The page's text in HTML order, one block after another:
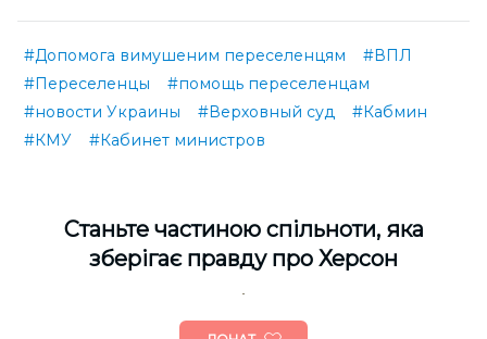
#Допомога вимушеним переселенцям
#ВПЛ
#Переселенцы
#помощь переселенцам
#новости Украины
#Верховный суд
#Кабмин
#КМУ
#Кабинет министров
Cтаньте частиною спільноти, яка
зберігає правду про Херсон